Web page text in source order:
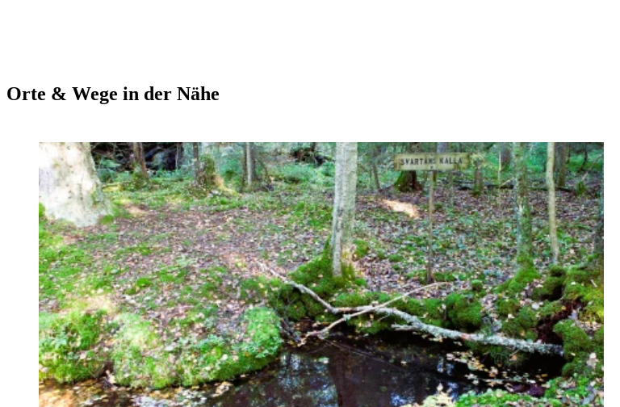
Orte & Wege in der Nähe